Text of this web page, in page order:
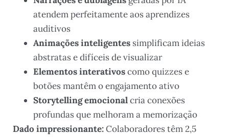
atendem perfeitamente aos aprendizes
auditivos
Animações inteligentes simplificam ideias
abstratas e difíceis de visualizar
Elementos interativoscomo quizzes e
botões mantêm o engajamento ativo
Storytelling emocionalcria conexões
profundas que melhoram a memorização
Dado impressionante:Colaboradores têm 2,5